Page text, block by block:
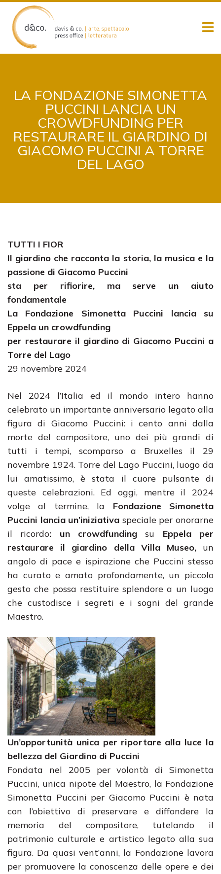
content
LA FONDAZIONE SIMONETTA
PUCCINI LANCIA UN
CROWDFUNDING PER
RESTAURARE IL GIARDINO DI
GIACOMO PUCCINI A TORRE
DEL LAGO
TUTTI I FIOR
Il giardino che racconta la storia, la musica e la
passione di Giacomo Puccini
sta per rifiorire, ma serve un aiuto
fondamentale
La Fondazione Simonetta Puccini lancia su
Eppela un crowdfunding
per restaurare il giardino di Giacomo Puccini a
Torre del Lago
29 novembre 2024
Nel 2024 l’Italia ed il mondo intero hanno
celebrato un importante anniversario legato alla
figura di Giacomo Puccini: i cento anni dalla
morte del compositore, uno dei più grandi di
tutti i tempi, scomparso a Bruxelles il 29
novembre 1924. Torre del Lago Puccini, luogo da
lui amatissimo, è stata il cuore pulsante di
queste celebrazioni. Ed oggi, mentre il 2024
volge al termine, la Fondazione Simonetta
Puccini lancia un’iniziativa speciale per onorarne
il ricordo: un crowdfundingsu Eppela per
restaurare il giardino della Villa Museo, un
angolo di pace e ispirazione che Puccini stesso
ha curato e amato profondamente, un piccolo
gesto che possa restituire splendore a un luogo
che custodisce i segreti e i sogni del grande
Maestro.
Un’opportunità unica per riportare alla luce la
bellezza del Giardino di Puccini
Fondata nel 2005 per volontà di Simonetta
Puccini, unica nipote del Maestro, la Fondazione
Simonetta Puccini per Giacomo Puccini è nata
con l’obiettivo di preservare e diffondere la
memoria del compositore, tutelando il
patrimonio culturale e artistico legato alla sua
figura. Da quasi vent’anni, la Fondazione lavora
per promuovere la conoscenza delle opere e dei